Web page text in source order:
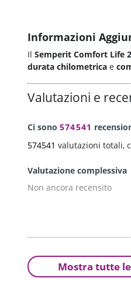
Informazioni
Il Semperit Comfort Life 2
durata chilometrica e
Valutazioni e
Ci sono 574541
574541 valutazioni totali,
Valutazione complessiva
Non ancora recensito
Mostra tutte